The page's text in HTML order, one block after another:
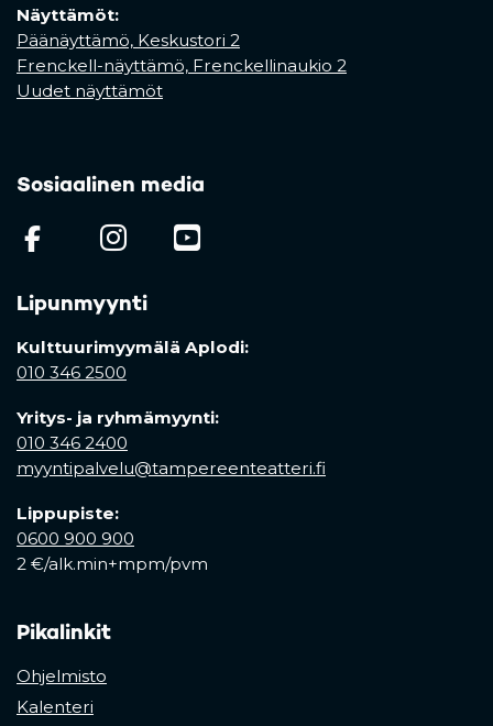
Näyttämöt:
Päänäyttämö, Keskustori 2
Frenckell-näyttämö, Frenckellinaukio 2
Uudet näyttämöt
Sosiaalinen media
(opens in a new tab)
(opens in a new tab)
Lipunmyynti
Kulttuurimyymälä Aplodi:
010 346 2500
Yritys- ja ryhmämyynti:
010 346 2400
myyntipalvelu@tampereenteatteri.fi
Lippupiste:
0600 900 900
2 €/alk.min+mpm/pvm
Pikalinkit
Ohjelmisto
Kalenteri